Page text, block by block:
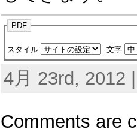
PDF
スタイル 文字
4月 23rd, 2012
Comments are